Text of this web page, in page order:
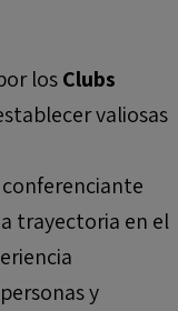
losClubs
valiosas
trayectoria en el
y